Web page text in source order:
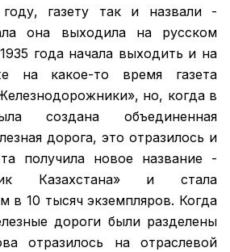
газету так и назвали -
она выходила на русском
года начала выходить и на
на какое-то время газета
но, когда в
создана объединенная
дорога, это отразилось и
получила новое название -
Казахстана» и стала
в 10 тысяч экземпляров. Когда
дороги были разделены
отразилось на отраслевой